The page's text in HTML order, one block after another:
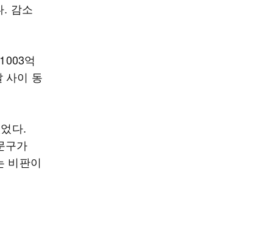
. 감소
억
사이 동
다.
구가
비판이